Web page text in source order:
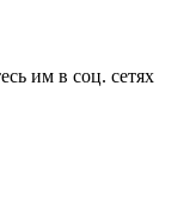
им в соц. сетях